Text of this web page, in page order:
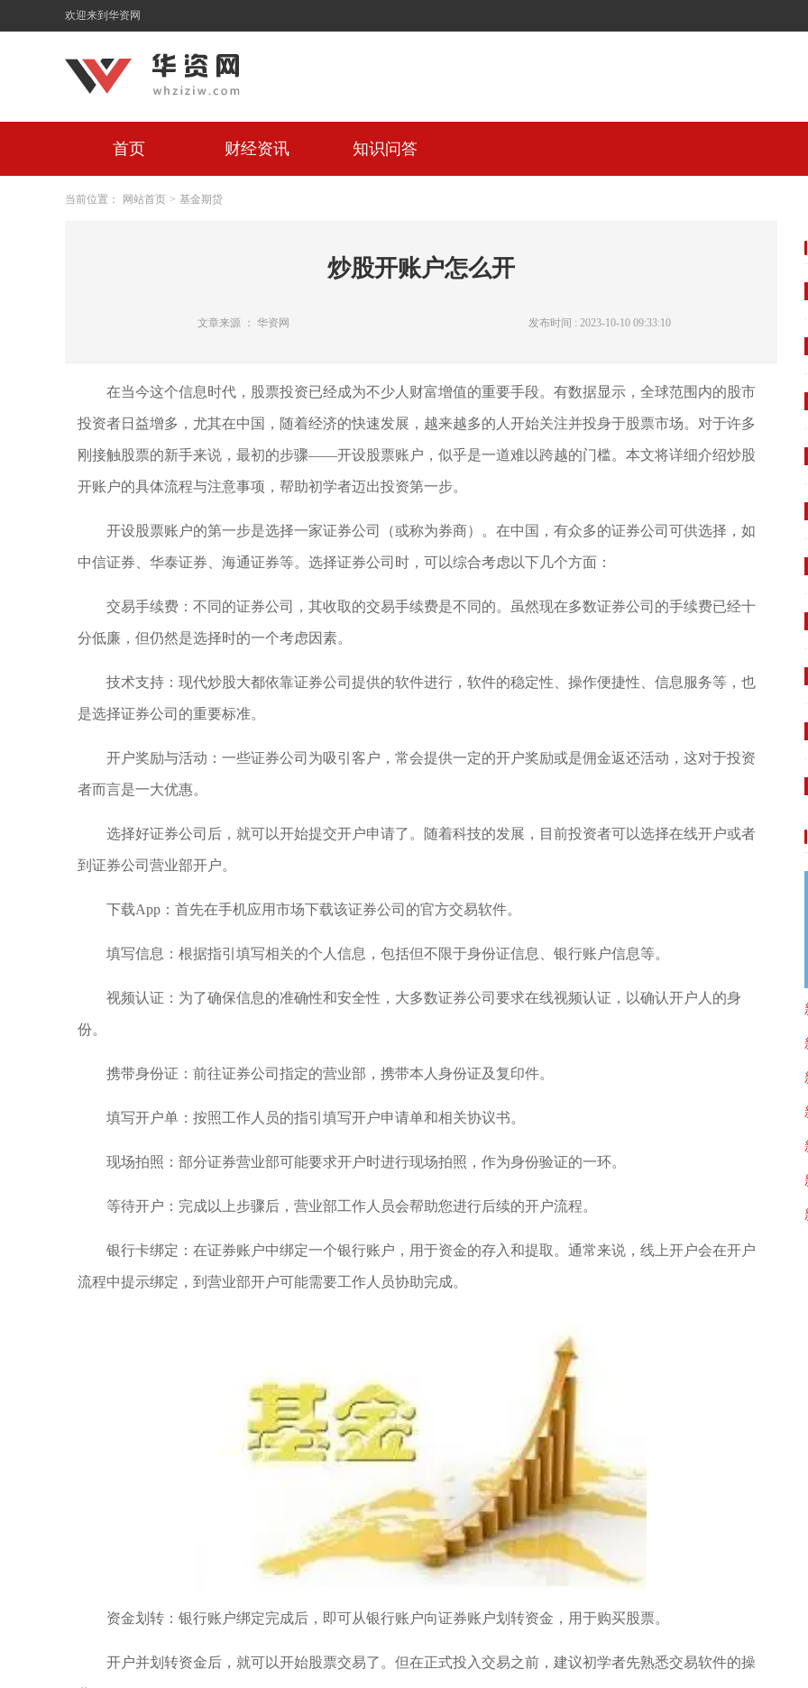
欢迎来到华资网
首页 财经资讯 知识问答
当前位置： 网站首页 > 基金期贷
炒股开账户怎么开
文章来源 ： 华资网 发布时间 : 2023-10-10 09:33:10
在当今这个信息时代，股票投资已经成为不少人财富增值的重要手段。有数据显示，全球范围内的股市
投资者日益增多，尤其在中国，随着经济的快速发展，越来越多的人开始关注并投身于股票市场。对于许多
刚接触股票的新手来说，最初的步骤——开设股票账户，似乎是一道难以跨越的门槛。本文将详细介绍炒股
开账户的具体流程与注意事项，帮助初学者迈出投资第一步。
开设股票账户的第一步是选择一家证券公司（或称为券商）。在中国，有众多的证券公司可供选择，如
中信证券、华泰证券、海通证券等。选择证券公司时，可以综合考虑以下几个方面：
交易手续费：不同的证券公司，其收取的交易手续费是不同的。虽然现在多数证券公司的手续费已经十
分低廉，但仍然是选择时的一个考虑因素。
技术支持：现代炒股大都依靠证券公司提供的软件进行，软件的稳定性、操作便捷性、信息服务等，也
是选择证券公司的重要标准。
开户奖励与活动：一些证券公司为吸引客户，常会提供一定的开户奖励或是佣金返还活动，这对于投资
者而言是一大优惠。
选择好证券公司后，就可以开始提交开户申请了。随着科技的发展，目前投资者可以选择在线开户或者
到证券公司营业部开户。
下载App：首先在手机应用市场下载该证券公司的官方交易软件。
填写信息：根据指引填写相关的个人信息，包括但不限于身份证信息、银行账户信息等。
视频认证：为了确保信息的准确性和安全性，大多数证券公司要求在线视频认证，以确认开户人的身
份。
携带身份证：前往证券公司指定的营业部，携带本人身份证及复印件。
填写开户单：按照工作人员的指引填写开户申请单和相关协议书。
现场拍照：部分证券营业部可能要求开户时进行现场拍照，作为身份验证的一环。
等待开户：完成以上步骤后，营业部工作人员会帮助您进行后续的开户流程。
银行卡绑定：在证券账户中绑定一个银行账户，用于资金的存入和提取。通常来说，线上开户会在开户
流程中提示绑定，到营业部开户可能需要工作人员协助完成。
资金划转：银行账户绑定完成后，即可从银行账户向证券账户划转资金，用于购买股票。
开户并划转资金后，就可以开始股票交易了。但在正式投入交易之前，建议初学者先熟悉交易软件的操